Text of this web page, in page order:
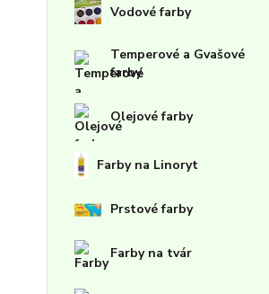
Vodové farby
Temperové a Gvašové
farby
Olejové farby
Farby na Linoryt
Prstové farby
Farby na tvár